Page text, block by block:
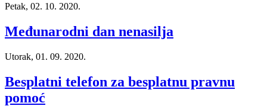
Petak, 02. 10. 2020.
Međunarodni dan nenasilja
Utorak, 01. 09. 2020.
Besplatni telefon za besplatnu pravnu
pomoć